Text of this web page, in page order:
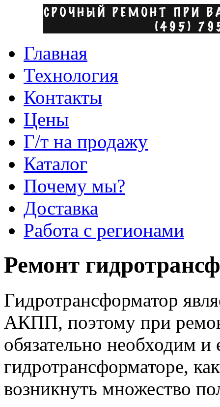
Главная
Технология
Контакты
Цены
Г/т на продажу
Каталог
Почему мы?
Доставка
Работа с регионами
Ремонт
Гидротрансформатор
АКПП, поэтому при
обязательно необходим и
гидротрансформаторе,
возникнуть множество